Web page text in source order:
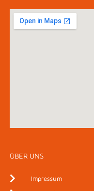
ÜBER UNS
Impressum